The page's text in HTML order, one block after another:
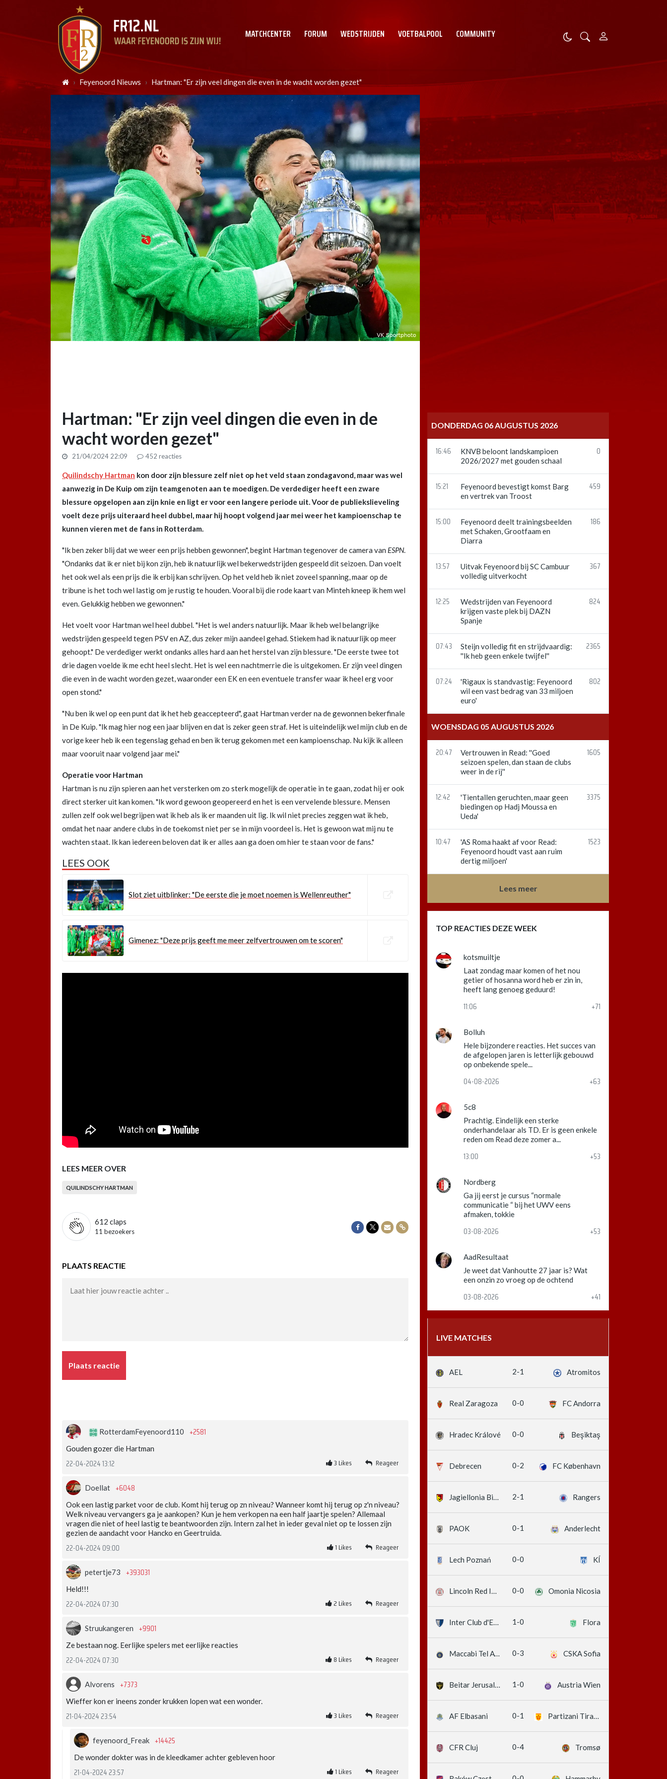
MATCHCENTER FORUM WEDSTRIJDEN VOETBALPOOL COMMUNITY
Feyenoord Nieuws Hartman: "Er zijn veel dingen die even in de wacht worden gezet"
Hartman: "Er zijn veel dingen die even in de
wacht worden gezet"
21/04/2024 22:09 452 reacties
Quilindschy Hartman kon door zijn blessure zelf niet op het veld staan zondagavond, maar was wel
aanwezig in De Kuip om zijn teamgenoten aan te moedigen. De verdediger heeft een zware
blessure opgelopen aan zijn knie en ligt er voor een langere periode uit. Voor de publiekslieveling
voelt deze prijs uiteraard heel dubbel, maar hij hoopt volgend jaar mei weer het kampioenschap te
kunnen vieren met de fans in Rotterdam.
"Ik ben zeker blij dat we weer een prijs hebben gewonnen", begint Hartman tegenover de camera van ESPN.
"Ondanks dat ik er niet bij kon zijn, heb ik natuurlijk wel bekerwedstrijden gespeeld dit seizoen. Dan voelt
het ook wel als een prijs die ik erbij kan schrijven. Op het veld heb ik niet zoveel spanning, maar op de
tribune is het toch wel lastig om je rustig te houden. Vooral bij die rode kaart van Minteh kneep ik hem wel
even. Gelukkig hebben we gewonnen."
Het voelt voor Hartman wel heel dubbel. "Het is wel anders natuurlijk. Maar ik heb wel belangrijke
wedstrijden gespeeld tegen PSV en AZ, dus zeker mijn aandeel gehad. Stiekem had ik natuurlijk op meer
gehoopt." De verdediger werkt ondanks alles hard aan het herstel van zijn blessure. "De eerste twee tot
drie dagen voelde ik me echt heel slecht. Het is wel een nachtmerrie die is uitgekomen. Er zijn veel dingen
die even in de wacht worden gezet, waaronder een EK en een eventuele transfer waar ik heel erg voor
open stond."
"Nu ben ik wel op een punt dat ik het heb geaccepteerd", gaat Hartman verder na de gewonnen bekerfinale
in De Kuip. "Ik mag hier nog een jaar blijven en dat is zeker geen straf. Het is uiteindelijk wel mijn club en de
vorige keer heb ik een tegenslag gehad en ben ik terug gekomen met een kampioenschap. Nu kijk ik alleen
maar vooruit naar volgend jaar mei."
Operatie voor Hartman
Hartman is nu zijn spieren aan het versterken om zo sterk mogelijk de operatie in te gaan, zodat hij er ook
direct sterker uit kan komen. "Ik word gewoon geopereerd en het is een vervelende blessure. Mensen
zullen zelf ook wel begrijpen wat ik heb als ik er maanden uit lig. Ik wil niet precies zeggen wat ik heb,
omdat het naar andere clubs in de toekomst niet per se in mijn voordeel is. Het is gewoon wat mij nu te
wachten staat. Ik kan iedereen beloven dat ik er alles aan ga doen om hier te staan voor de fans."
LEES OOK
Slot ziet uitblinker: "De eerste die je moet noemen is Wellenreuther"
Gimenez: "Deze prijs geeft me meer zelfvertrouwen om te scoren"
LEES MEER OVER
QUILINDSCHY HARTMAN
612 claps
11 bezoekers
Delen op Facebook
Delen op Twitter
Delen via Mail
Delen via link
PLAATS REACTIE
Plaats reactie
RotterdamFeyenoord110 +2581
Gouden gozer die Hartman
22-04-2024 13:12 3 Likes Reageer
Doellat +6048
Ook een lastig parket voor de club. Komt hij terug op zn niveau? Wanneer komt hij terug op z'n niveau?
Welk niveau vervangers ga je aankopen? Kun je hem verkopen na een half jaartje spelen? Allemaal
vragen die niet of heel lastig te beantwoorden zijn. Intern zal het in ieder geval niet op te lossen zijn
gezien de aandacht voor Hancko en Geertruida.
22-04-2024 09:00 1 Likes Reageer
petertje73 +393031
Held!!!
22-04-2024 07:30 2 Likes Reageer
Struukangeren +9901
Ze bestaan nog. Eerlijke spelers met eerlijke reacties
22-04-2024 07:30 8 Likes Reageer
Alvorens +7373
Wieffer kon er ineens zonder krukken lopen wat een wonder.
21-04-2024 23:54 3 Likes Reageer
feyenoord_Freak +14425
De wonder dokter was in de kleedkamer achter gebleven hoor
21-04-2024 23:57 1 Likes Reageer
DONDERDAG 06 AUGUSTUS 2026
16:46
KNVB beloont landskampioen
2026/2027 met gouden schaal
0
15:21
Feyenoord bevestigt komst Barg
en vertrek van Troost
459
15:00
Feyenoord deelt trainingsbeelden
met Schaken, Grootfaam en
Diarra
186
13:57
Uitvak Feyenoord bij SC Cambuur
volledig uitverkocht
367
12:25
Wedstrijden van Feyenoord
krijgen vaste plek bij DAZN
Spanje
824
07:43
Steijn volledig fit en strijdvaardig:
''Ik heb geen enkele twijfel''
2365
07:24
'Rigaux is standvastig: Feyenoord
wil een vast bedrag van 33 miljoen
euro'
802
WOENSDAG 05 AUGUSTUS 2026
20:47
Vertrouwen in Read: ''Goed
seizoen spelen, dan staan de clubs
weer in de rij''
1605
12:42
'Tientallen geruchten, maar geen
biedingen op Hadj Moussa en
Ueda'
3375
10:47
'AS Roma haakt af voor Read:
Feyenoord houdt vast aan ruim
dertig miljoen'
1523
Lees meer
TOP REACTIES DEZE WEEK
kotsmuiltje
Laat zondag maar komen of het nou
getier of hosanna word heb er zin in,
heeft lang genoeg geduurd!
11:06 +71
Bolluh
Hele bijzondere reacties. Het succes van
de afgelopen jaren is letterlijk gebouwd
op onbekende spele...
04-08-2026 +63
5c8
Prachtig. Eindelijk een sterke
onderhandelaar als TD. Er is geen enkele
reden om Read deze zomer a...
13:00 +53
Nordberg
Ga jij eerst je cursus “normale
communicatie “ bij het UWV eens
afmaken, tokkie
03-08-2026 +53
AadResultaat
Je weet dat Vanhoutte 27 jaar is? Wat
een onzin zo vroeg op de ochtend
03-08-2026 +41
LIVE MATCHES
AEL 2-1 Atromitos
Real Zaragoza 0-0 FC Andorra
Hradec Králové 0-0 Beşiktaş
Debrecen 0-2 FC København
Jagiellonia Białystok 2-1 Rangers
PAOK 0-1 Anderlecht
Lech Poznań 0-0 KÍ
Lincoln Red Imps 0-0 Omonia Nicosia
Inter Club d'Escaldes 1-0 Flora
Maccabi Tel Aviv 0-3 CSKA Sofia
Beitar Jerusalem 1-0 Austria Wien
AF Elbasani 0-1 Partizani Tirana
CFR Cluj 0-4 Tromsø